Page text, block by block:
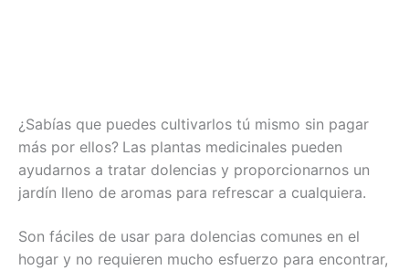
¿Sabías que puedes cultivarlos tú mismo sin pagar
más por ellos? Las plantas medicinales pueden
ayudarnos a tratar dolencias y proporcionarnos un
jardín lleno de aromas para refrescar a cualquiera.
Son fáciles de usar para dolencias comunes en el
hogar y no requieren mucho esfuerzo para encontrar,